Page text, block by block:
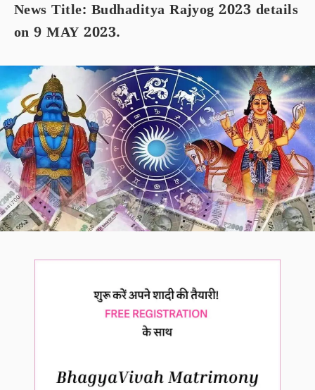
News Title: Budhaditya Rajyog 2023 details
on 9 MAY 2023.